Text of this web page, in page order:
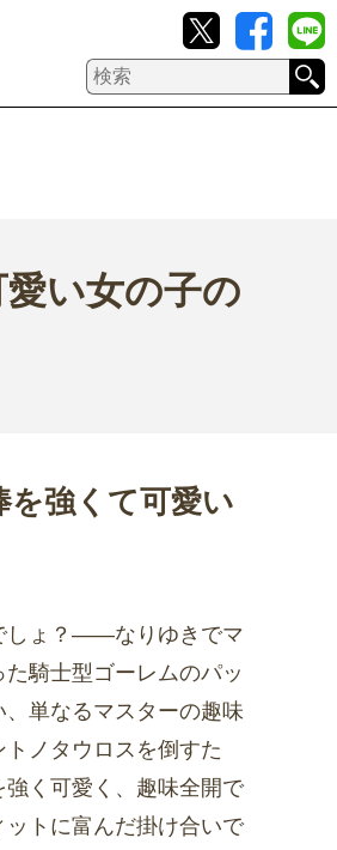
い女の子の
強くて可愛い
しょ？――なりゆきでマ
騎士型ゴーレムのパッ
単なるマスターの趣味
ノタウロスを倒すた
く可愛く、趣味全開で
トに富んだ掛け合いで